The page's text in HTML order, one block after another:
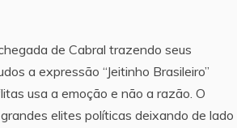
de Cabral trazendo seus
a expressão “Jeitinho Brasileiro”
usa a emoção e não a razão. O
elites políticas deixando de lado